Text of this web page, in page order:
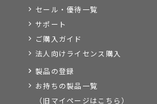
セール・優待一覧
サポート
ご購入ガイド
法人向けライセンス購入
製品の登録
お持ちの製品一覧
（旧マイページはこちら）